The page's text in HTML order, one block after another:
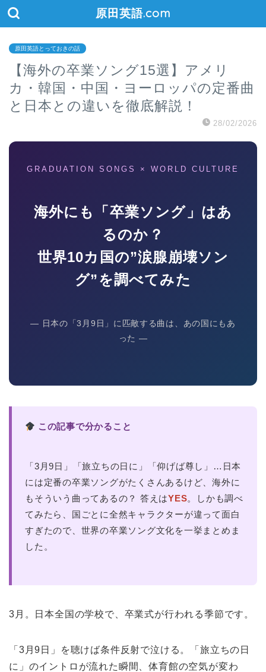
原田英語.com
原田英語とっておきの話
【海外の卒業ソング15選】アメリ
カ・韓国・中国・ヨーロッパの定番曲
と日本との違いを徹底解説！
28/02/2026
GRADUATION SONGS × WORLD CULTURE
海外にも「卒業ソング」はあ
るのか？
世界10カ国の”涙腺崩壊ソン
グ”を調べてみた
― 日本の「3月9日」に匹敵する曲は、あの国にもあ
った ―
この記事で分かること
「3月9日」「旅立ちの日に」「仰げば尊し」…日本
には定番の卒業ソングがたくさんあるけど、海外に
もそういう曲ってあるの？ 答えはYES。しかも調べ
てみたら、国ごとに全然キャラクターが違って面白
すぎたので、世界の卒業ソング文化を一挙まとめま
した。
3月。日本全国の学校で、卒業式が行われる季節です。
「3月9日」を聴けば条件反射で泣ける。「旅立ちの日
に」のイントロが流れた瞬間、体育館の空気が変わ